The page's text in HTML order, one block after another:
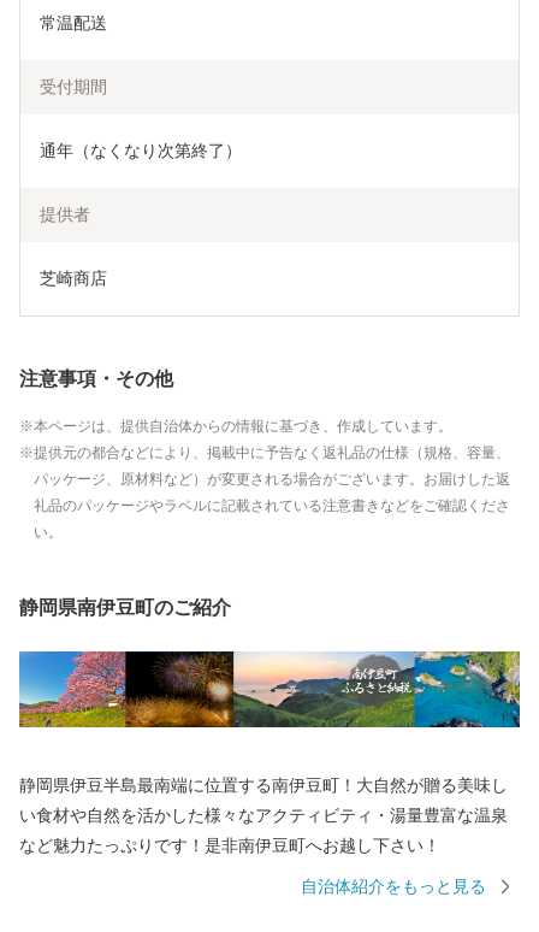
常温配送
受付期間
通年（なくなり次第終了）
提供者
芝崎商店
注意事項・その他
本ページは、提供自治体からの情報に基づき、作成しています。
提供元の都合などにより、掲載中に予告なく返礼品の仕様（規格、容量、
パッケージ、原材料など）が変更される場合がございます。お届けした返
礼品のパッケージやラベルに記載されている注意書きなどをご確認くださ
い。
静岡県南伊豆町のご紹介
静岡県伊豆半島最南端に位置する南伊豆町！大自然が贈る美味し
い食材や自然を活かした様々なアクティビティ・湯量豊富な温泉
など魅力たっぷりです！是非南伊豆町へお越し下さい！
自治体紹介をもっと見る